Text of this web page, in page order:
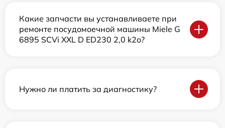
Какие запчасти вы устанавливаете при
ремонте посудомоечной машины Miele G
6895 SCVi XXL D ED230 2,0 k2o?
Нужно ли платить за диагностику?